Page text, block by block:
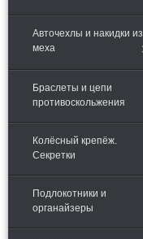
Авточехлы и накидки из
меха
Браслеты и цепи
противоскольжения
Колёсный крепёж.
Секретки
Подлокотники и
органайзеры